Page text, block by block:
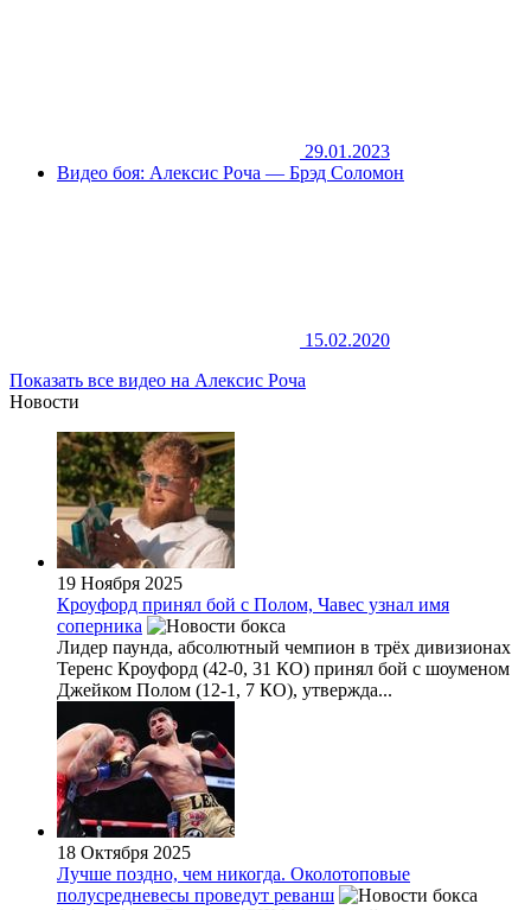
29.01.2023
Видео боя: Алексис Роча — Брэд Соломон
15.02.2020
Показать все видео на Алексис Роча
Новости
19 Ноября 2025
Кроуфорд принял бой с Полом, Чавес узнал имя
соперника
Лидер паунда, абсолютный чемпион в трёх дивизионах
Теренс Кроуфорд (42-0, 31 КО) принял бой с шоуменом
Джейком Полом (12-1, 7 КО), утвержда...
18 Октября 2025
Лучше поздно, чем никогда. Околотоповые
полусредневесы проведут реванш